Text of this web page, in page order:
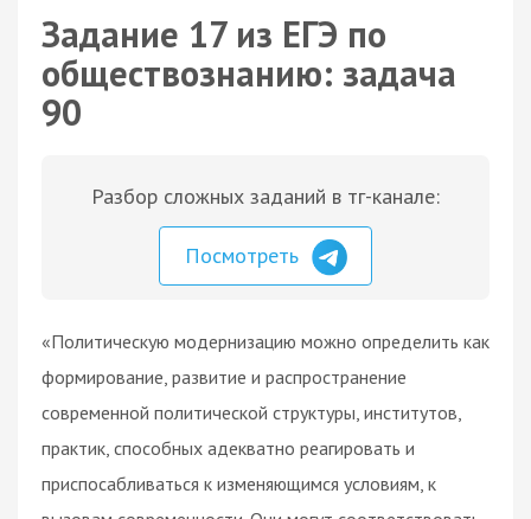
Задание 17 из ЕГЭ по
обществознанию: задача
90
Разбор сложных заданий в тг-канале:
Посмотреть
«Политическую модернизацию можно определить как
формирование, развитие и распространение
современной политической структуры, институтов,
практик, способных адекватно реагировать и
приспосабливаться к изменяющимся условиям, к